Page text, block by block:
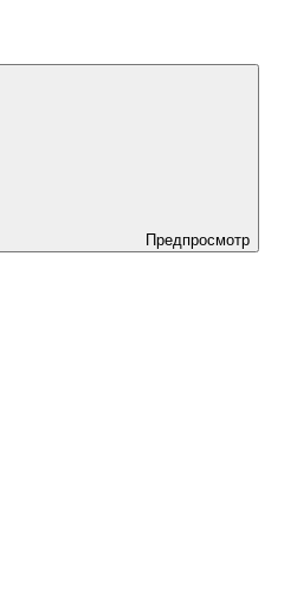
Предпросмотр